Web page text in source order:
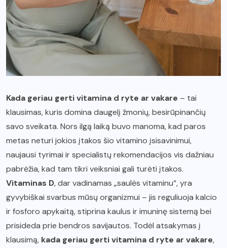
Kada geriau gerti vitamina d ryte ar vakare – tai
klausimas, kuris domina daugelį žmonių, besirūpinančių
savo sveikata. Nors ilgą laiką buvo manoma, kad paros
metas neturi jokios įtakos šio vitamino įsisavinimui,
naujausi tyrimai ir specialistų rekomendacijos vis dažniau
pabrėžia, kad tam tikri veiksniai gali turėti įtakos.
Vitaminas D, dar vadinamas „saulės vitaminu“, yra
gyvybiškai svarbus mūsų organizmui – jis reguliuoja kalcio
ir fosforo apykaitą, stiprina kaulus ir imuninę sistemą bei
prisideda prie bendros savijautos. Todėl atsakymas į
klausimą, kada geriau gerti vitamina d ryte ar vakare,